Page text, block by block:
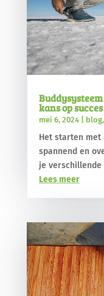
kans op succes
mei 6, 2024| blog,
Het starten met
spannend en
je verschillende
Lees meer